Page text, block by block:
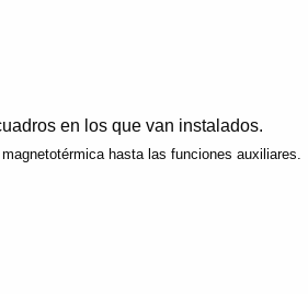
en los que van instalados.
hasta las funciones auxiliares.